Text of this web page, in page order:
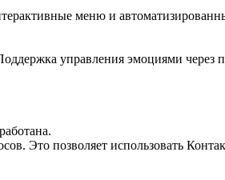
меню и
управления эмоциями через
Это позволяет использовать